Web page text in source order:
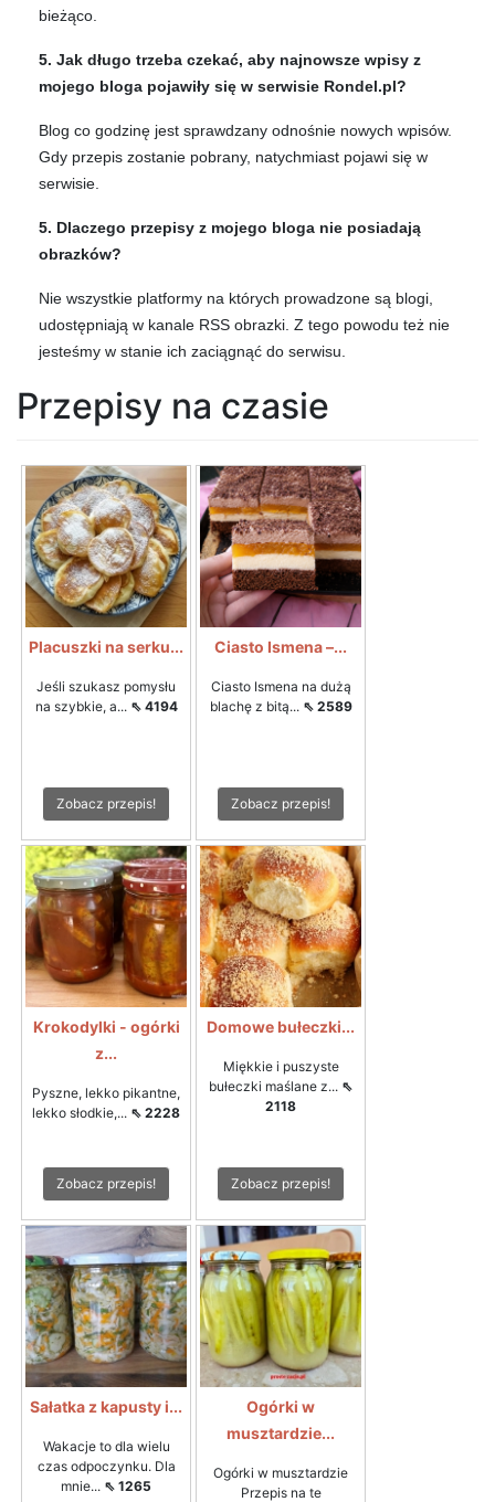
bieżąco.
5. Jak długo trzeba czekać, aby najnowsze wpisy z
mojego bloga pojawiły się w serwisie Rondel.pl?
Blog co godzinę jest sprawdzany odnośnie nowych wpisów.
Gdy przepis zostanie pobrany, natychmiast pojawi się w
serwisie.
5. Dlaczego przepisy z mojego bloga nie posiadają
obrazków?
Nie wszystkie platformy na których prowadzone są blogi,
udostępniają w kanale RSS obrazki. Z tego powodu też nie
jesteśmy w stanie ich zaciągnąć do serwisu.
Przepisy na czasie
Placuszki na serku...
Jeśli szukasz pomysłu
na szybkie, a... ⇖ 4194
Zobacz przepis!
Ciasto Ismena –...
Ciasto Ismena na dużą
blachę z bitą... ⇖ 2589
Zobacz przepis!
Krokodylki - ogórki
z...
Pyszne, lekko pikantne,
lekko słodkie,... ⇖ 2228
Zobacz przepis!
Domowe bułeczki...
Miękkie i puszyste
bułeczki maślane z... ⇖
2118
Zobacz przepis!
Sałatka z kapusty i...
Wakacje to dla wielu
czas odpoczynku. Dla
mnie... ⇖ 1265
Ogórki w
musztardzie...
Ogórki w musztardzie
Przepis na te